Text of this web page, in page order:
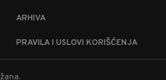
ARHIVA
PRAVILA I USLOVI KORIŠĆENJA